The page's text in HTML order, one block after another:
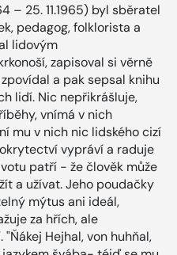
– 25. 11.1965) byl sběratel
pedagog, folklorista a
lidovým
zapisoval si věrně
a pak sepsal knihu
lidí. Nic nepřikrášluje,
vnímá v nich
mu v nich nic lidského cizí
vypráví a raduje
patří - že člověk může
a užívat. Jeho poudačky
mýtus ani ideál,
za hřích, ale
Hejhal, von huhňal,